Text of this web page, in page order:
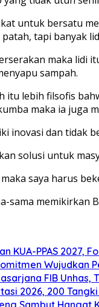
untuk bersatu
tapi banyak
maka lidi
sampah.
itu lebih filsofis
maka ia juga
inovasi dan tidak
solusi untuk
saya harus
memikirkan
KUA-PPAS 2027,
Wujudkan
FIB
2026, 200
Sambut Hangat